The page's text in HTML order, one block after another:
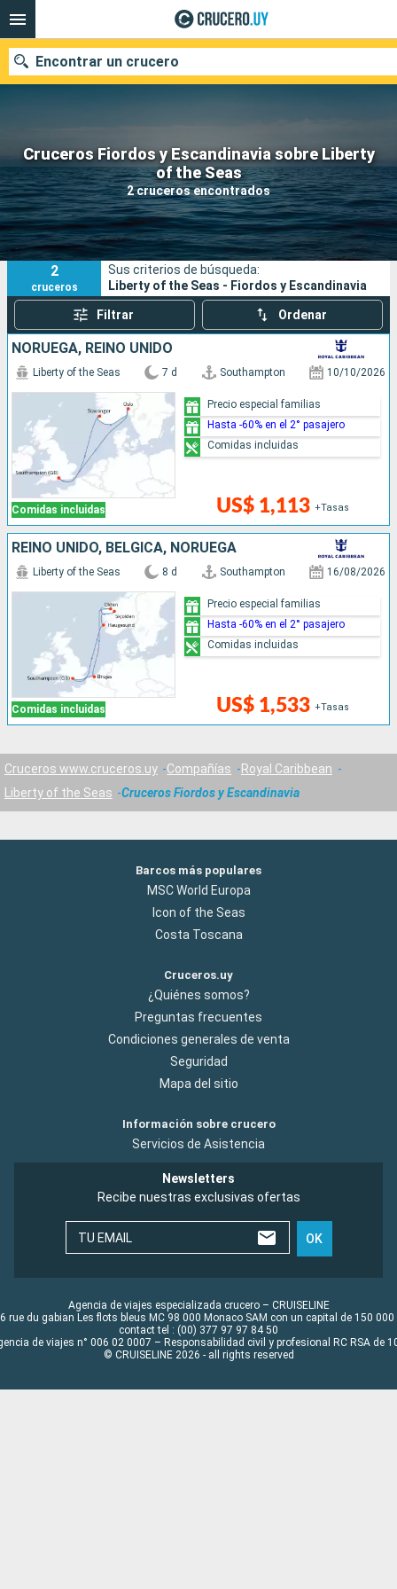
Cruceros Fiordos y Escandinavia sobre Liberty
of the Seas
2 cruceros encontrados
Encontrar un crucero
Nuestros destinos
Fecha de salida
Puertos Compañías
Buscar
2
cruceros
Sus criterios de búsqueda:
Liberty of the Seas - Fiordos y Escandinavia
Filtrar Ordenar
NORUEGA, REINO UNIDO
Comidas incluidas
Liberty of the Seas 7 d Southampton 10/10/2026
US$ 1,113 +Tasas
Precio especial familias
Hasta -60% en el 2° pasajero
Comidas incluidas
REINO UNIDO, BÉLGICA, NORUEGA
Comidas incluidas
Liberty of the Seas 8 d Southampton 16/08/2026
US$ 1,533 +Tasas
Precio especial familias
Hasta -60% en el 2° pasajero
Comidas incluidas
Cruceros www.cruceros.uy Compañías
Royal Caribbean
Liberty of the Seas
Cruceros Fiordos y Escandinavia
Barcos más populares
MSC World Europa
Icon of the Seas
Costa Toscana
Cruceros.uy
¿Quiénes somos?
Preguntas frecuentes
Condiciones generales de venta
Seguridad
Mapa del sitio
Información sobre crucero
Servicios de Asistencia
Newsletters
Recibe nuestras exclusivas ofertas
TU EMAIL OK
Agencia de viajes especializada crucero – CRUISELINE
rue du gabian Les flots bleus MC 98 000 Monaco SAM con un capital de 150 000
contact tel : (00) 377 97 97 84 50
de viajes n° 006 02 0007 – Responsabilidad civil y profesional RC RSA de
© CRUISELINE 2026 - all rights reserved